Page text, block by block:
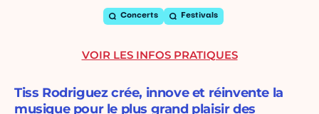
Concerts Festivals
Tiss Rodriguez crée, innove et réinvente la
musique pour le plus grand plaisir des
VOIR LES INFOS PRATIQUES